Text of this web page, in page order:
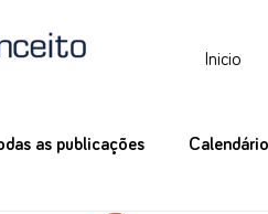
Inicio
as publicações